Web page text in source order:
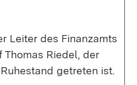
Leiter des Finanzamts
Riedel, der
getreten ist.